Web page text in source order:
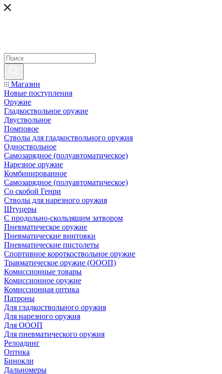
Магазин
Новые поступления
Оружие
Гладкоствольное оружие
Двуствольное
Помповое
Стволы для гладкоствольного оружия
Одноствольное
Самозарядное (полуавтоматическое)
Нарезное оружие
Комбинированное
Самозарядное (полуавтоматическое)
Со скобой Генри
Стволы для нарезного оружия
Штуцеры
С продольно-скользящим затвором
Пневматическое оружие
Пневматические винтовки
Пневматические пистолеты
Спортивное короткоствольное оружие
Травматическое оружие (ОООП)
Комиссионные товары
Комиссионное оружие
Комиссионная оптика
Патроны
Для гладкоствольного оружия
Для нарезного оружия
Для ОООП
Для пневматического оружия
Релоадинг
Оптика
Бинокли
Дальномеры